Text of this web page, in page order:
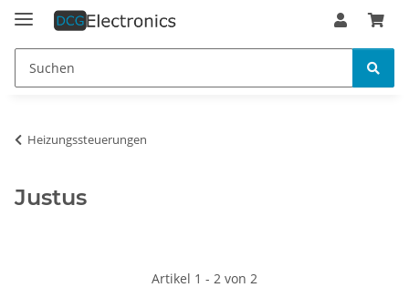
Heizungssteuerungen
Justus
Artikel 1 - 2 von 2